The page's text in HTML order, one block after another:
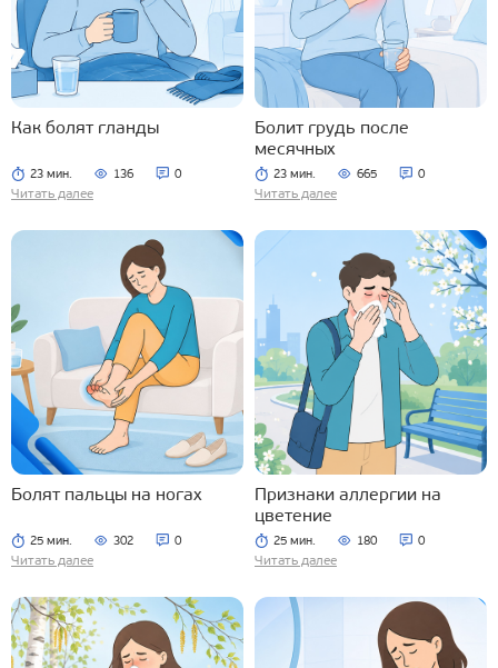
Как болят гланды
23 мин. 136 0
Читать далее
Болит грудь после
месячных
23 мин. 665 0
Читать далее
Болят пальцы на ногах
25 мин. 302 0
Читать далее
Признаки аллергии на
цветение
25 мин. 180 0
Читать далее